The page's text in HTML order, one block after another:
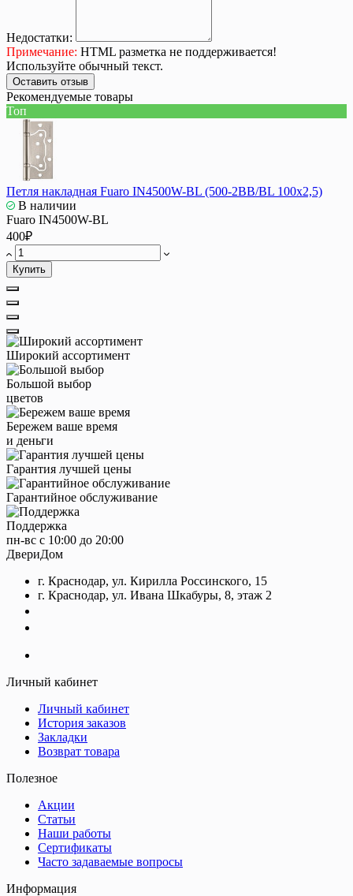
Недостатки:
Примечание: HTML разметка не поддерживается!
Используйте обычный текст.
Оставить отзыв
Рекомендуемые товары
Топ
Петля накладная Fuaro IN4500W-BL (500-2BB/BL 100x2,5)
В наличии
Fuaro IN4500W-BL
400₽
Купить
Широкий ассортимент
Большой выбор
цветов
Бережем ваше время
и деньги
Гарантия лучшей цены
Гарантийное обслуживание
Поддержка
пн-вс с 10:00 до 20:00
ДвериДом
г. Краснодар, ул. Кирилла Россинского, 15
г. Краснодар, ул. Ивана Шкабуры, 8, этаж 2
Личный кабинет
Личный кабинет
История заказов
Закладки
Возврат товара
Полезное
Акции
Статьи
Наши работы
Сертификаты
Часто задаваемые вопросы
Информация